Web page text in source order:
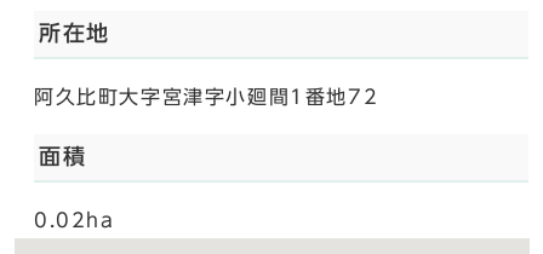
所在地
阿久比町大字宮津字小廻間1番地72
面積
0.02ha